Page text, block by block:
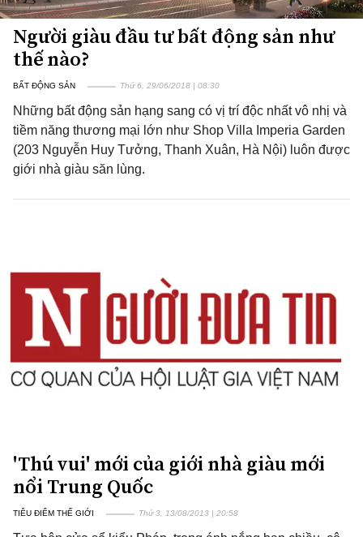
Người giàu đầu tư bất động sản như
thế nào?
BẤT ĐỘNG SẢN Thứ 6, 29/06/2018 | 08:30
Những bất động sản hạng sang có vị trí độc nhất vô nhị và
tiềm năng thương mại lớn như Shop Villa Imperia Garden
(203 Nguyễn Huy Tưởng, Thanh Xuân, Hà Nội) luôn được
giới nhà giàu săn lùng.
'Thú vui' mới của giới nhà giàu mới
nổi Trung Quốc
TIÊU ĐIỂM THẾ GIỚI Thứ 3, 13/08/2013 | 20:58